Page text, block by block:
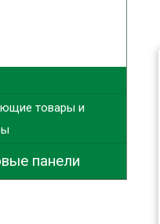
товары и
панели